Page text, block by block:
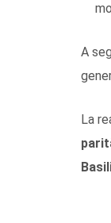
A
La